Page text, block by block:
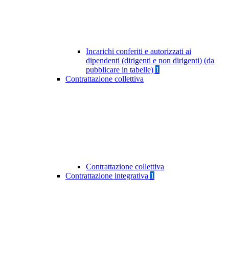
Incarichi conferiti e autorizzati ai
dipendenti (dirigenti e non dirigenti) (da
pubblicare in tabelle) 1
Contrattazione collettiva
Contrattazione collettiva
Contrattazione integrativa 1